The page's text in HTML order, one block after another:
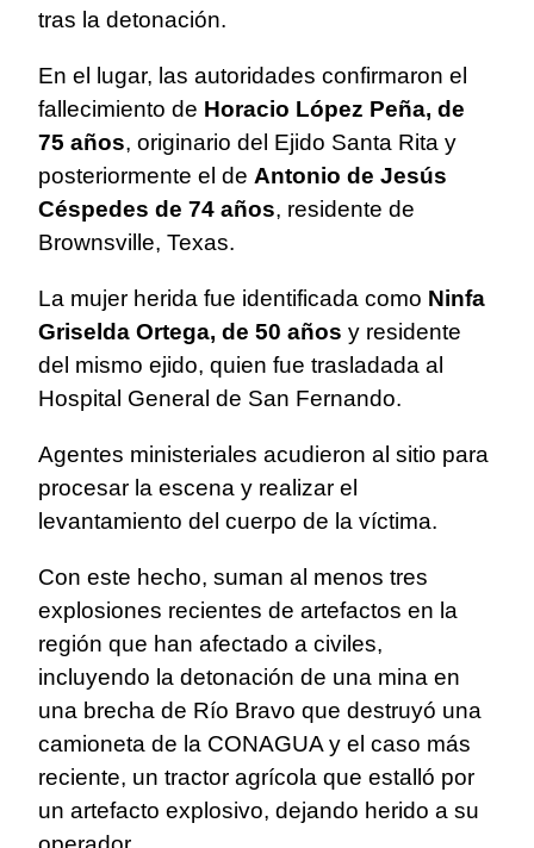
tras la detonación.
En el lugar, las autoridades confirmaron el
fallecimiento de Horacio López Peña, de
75 años, originario del Ejido Santa Rita y
posteriormente el de Antonio de Jesús
Céspedes de 74 años, residente de
Brownsville, Texas.
La mujer herida fue identificada como Ninfa
Griselda Ortega, de 50 años y residente
del mismo ejido, quien fue trasladada al
Hospital General de San Fernando.
Agentes ministeriales acudieron al sitio para
procesar la escena y realizar el
levantamiento del cuerpo de la víctima.
Con este hecho, suman al menos tres
explosiones recientes de artefactos en la
región que han afectado a civiles,
incluyendo la detonación de una mina en
una brecha de Río Bravo que destruyó una
camioneta de la CONAGUA y el caso más
reciente, un tractor agrícola que estalló por
un artefacto explosivo, dejando herido a su